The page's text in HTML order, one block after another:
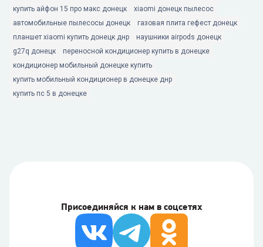
купить айфон 15 про макс донецк
xiaomi донецк пылесос
автомобильные пылесосы донецк
газовая плита гефест донецк
планшет xiaomi купить донецк днр
наушники airpods донецк
g27q донецк
переносной кондиционер купить в донецке
кондиционер мобильный донецке купить
купить мобильный кондиционер в донецке днр
купить пс 5 в донецке
Присоединяйся к нам в соцсетях